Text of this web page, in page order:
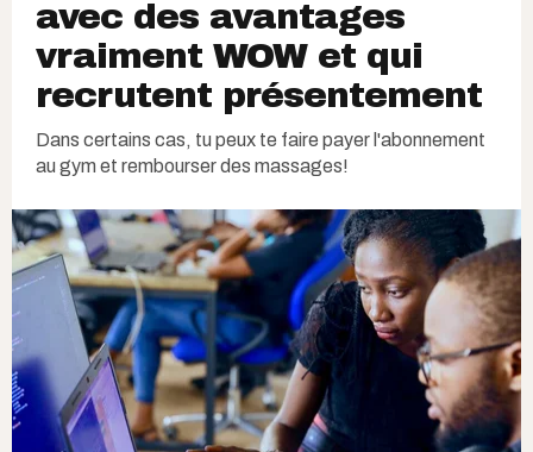
avec des avantages
vraiment WOW et qui
recrutent présentement
Dans certains cas, tu peux te faire payer l'abonnement
au gym et rembourser des massages!